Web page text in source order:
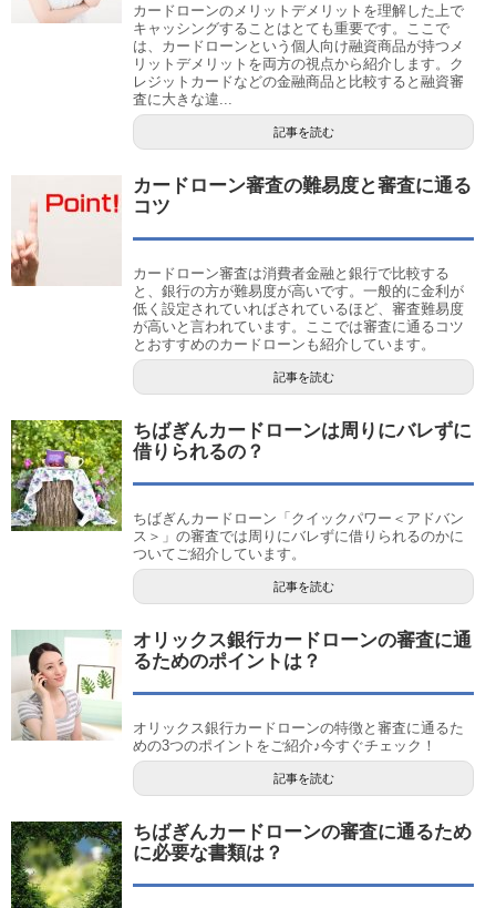
カードローンのメリットデメリットを理解した上で
キャッシングすることはとても重要です。ここで
は、カードローンという個人向け融資商品が持つメ
リットデメリットを両方の視点から紹介します。ク
レジットカードなどの金融商品と比較すると融資審
査に大きな違...
記事を読む
カードローン審査の難易度と審査に通る
コツ
カードローン審査は消費者金融と銀行で比較する
と、銀行の方が難易度が高いです。一般的に金利が
低く設定されていればされているほど、審査難易度
が高いと言われています。ここでは審査に通るコツ
とおすすめのカードローンも紹介しています。
記事を読む
ちばぎんカードローンは周りにバレずに
借りられるの？
ちばぎんカードローン「クイックパワー＜アドバン
ス＞」の審査では周りにバレずに借りられるのかに
ついてご紹介しています。
記事を読む
オリックス銀行カードローンの審査に通
るためのポイントは？
オリックス銀行カードローンの特徴と審査に通るた
めの3つのポイントをご紹介♪今すぐチェック！
記事を読む
ちばぎんカードローンの審査に通るため
に必要な書類は？